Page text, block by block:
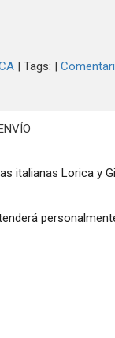
| Tags: |
italianas Lorica y